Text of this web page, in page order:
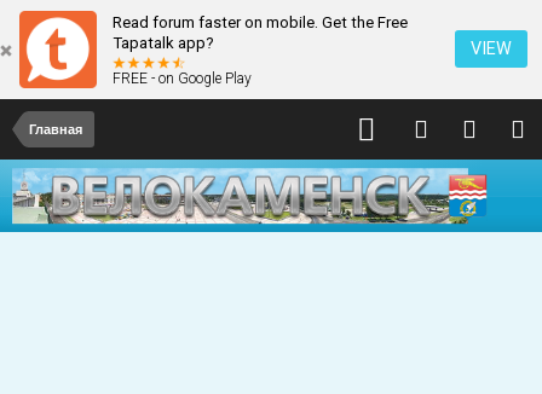
Read forum faster on mobile. Get the Free
Tapatalk app?
FREE - on Google Play
VIEW
Главная